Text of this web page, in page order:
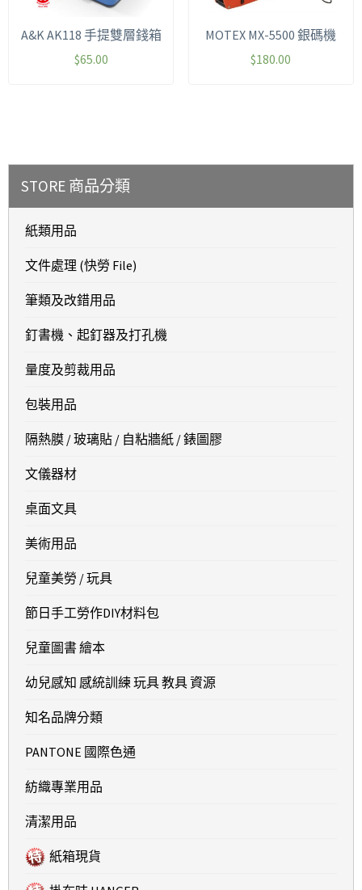
A&K AK118 手提雙層錢箱
$65.00
MOTEX MX-5500 銀碼機
$180.00
STORE 商品分類
紙類用品
文件處理 (快勞 File)
筆類及改錯用品
釘書機、起釘器及打孔機
量度及剪裁用品
包裝用品
隔熱膜 / 玻璃貼 / 自粘牆紙 / 錶圖膠
文儀器材
桌面文具
美術用品
兒童美勞 / 玩具
節日手工勞作DIY材料包
兒童圖書 繪本
幼兒感知 感統訓練 玩具 教具 資源
知名品牌分類
PANTONE 國際色通
紡織專業用品
清潔用品
紙箱現貨